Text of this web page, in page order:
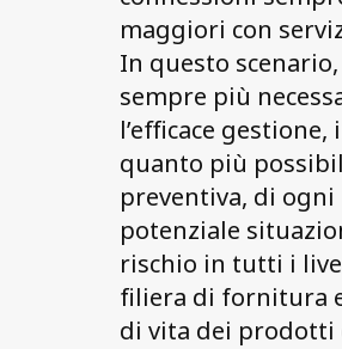
maggiori con
In questo
sempre più
l’efficace gestione,
quanto più
preventiva, di ogni
potenziale
rischio in tutti i
filiera di fornitura
di vita dei prodotti